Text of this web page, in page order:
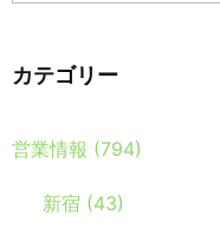
カテゴリー
営業情報 (794)
新宿 (43)